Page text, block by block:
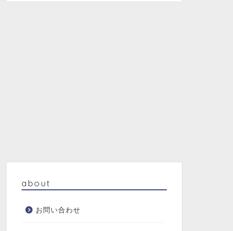
about
お問い合わせ